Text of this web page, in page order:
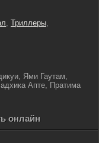
, Триллеры,
Ями Гаутам,
Апте, Пратима
онлайн